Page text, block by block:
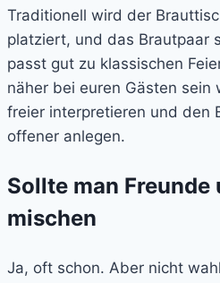
Traditionell wird der
platziert, und das Brautpaar
passt gut zu klassischen
näher bei euren Gästen sein
freier interpretieren und den
offener anlegen.
Sollte man Freunde
mischen
Ja, oft schon. Aber nicht